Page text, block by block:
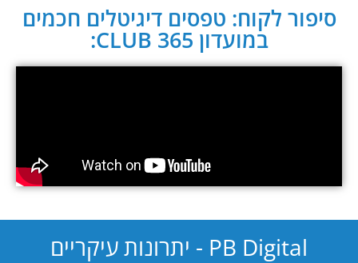
סיפור לקוח: טפסים דיגיטלים חכמים
במועדון CLUB 365:
PB Digital - יתרונות עיקריים